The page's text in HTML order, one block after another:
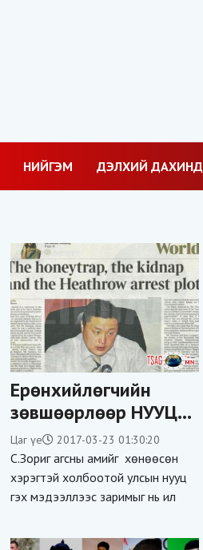
НИЙГЭМ ДЭЛХИЙ ДАХИНД
Ерөнхийлөгчийн
зөвшөөрлөөр НУУЦ
мэдээлэл ил
болгосон Б.Хурц
даргын
баривчлагдсан түүх!
Цаг үе 2017-03-23 01:30:20
С.Зориг агсны амийг хөнөөсөн
хэрэгтэй холбоотой улсын нууц
гэх мэдээллээс заримыг нь ил